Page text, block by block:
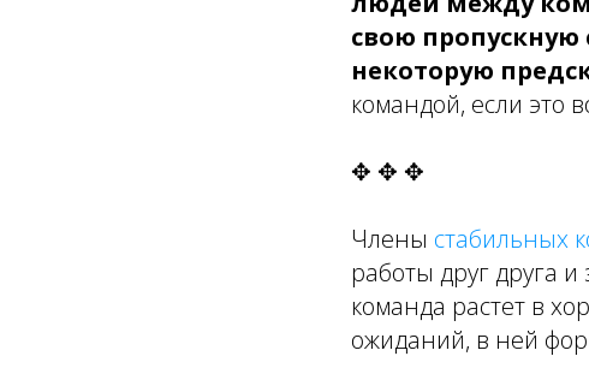
свою пропускную
некоторую
командой, если это
✥ ✥ ✥
Члены стабильных
работы друг друга и
команда растет в
ожиданий, в ней